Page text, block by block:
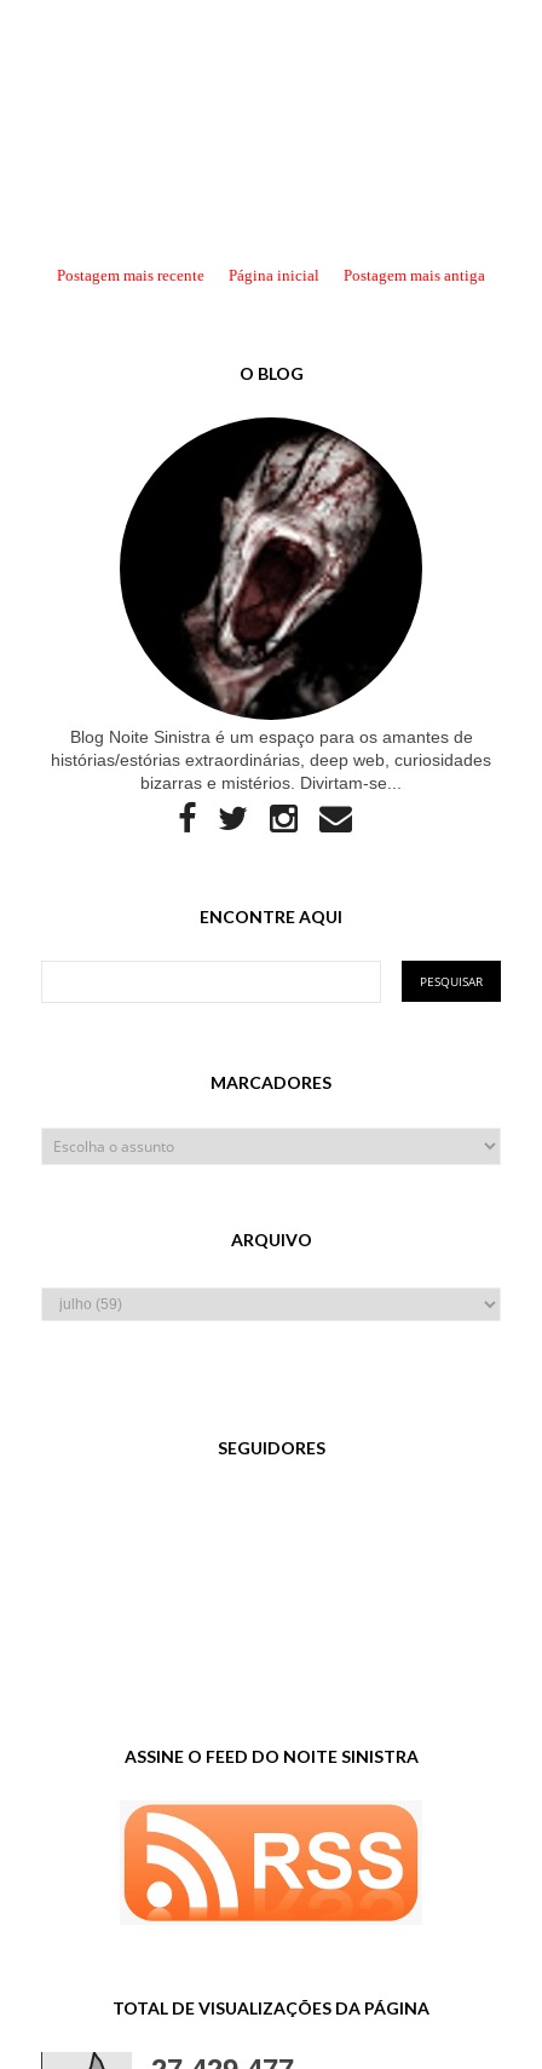
Postagem mais recente Postagem mais antiga
Página inicial
O BLOG
Blog Noite Sinistra é um espaço para os amantes de
histórias/estórias extraordinárias, deep web, curiosidades
bizarras e mistérios. Divirtam-se...
ENCONTRE AQUI
MARCADORES
ARQUIVO
SEGUIDORES
ASSINE O FEED DO NOITE SINISTRA
TOTAL DE VISUALIZAÇÕES DA PÁGINA